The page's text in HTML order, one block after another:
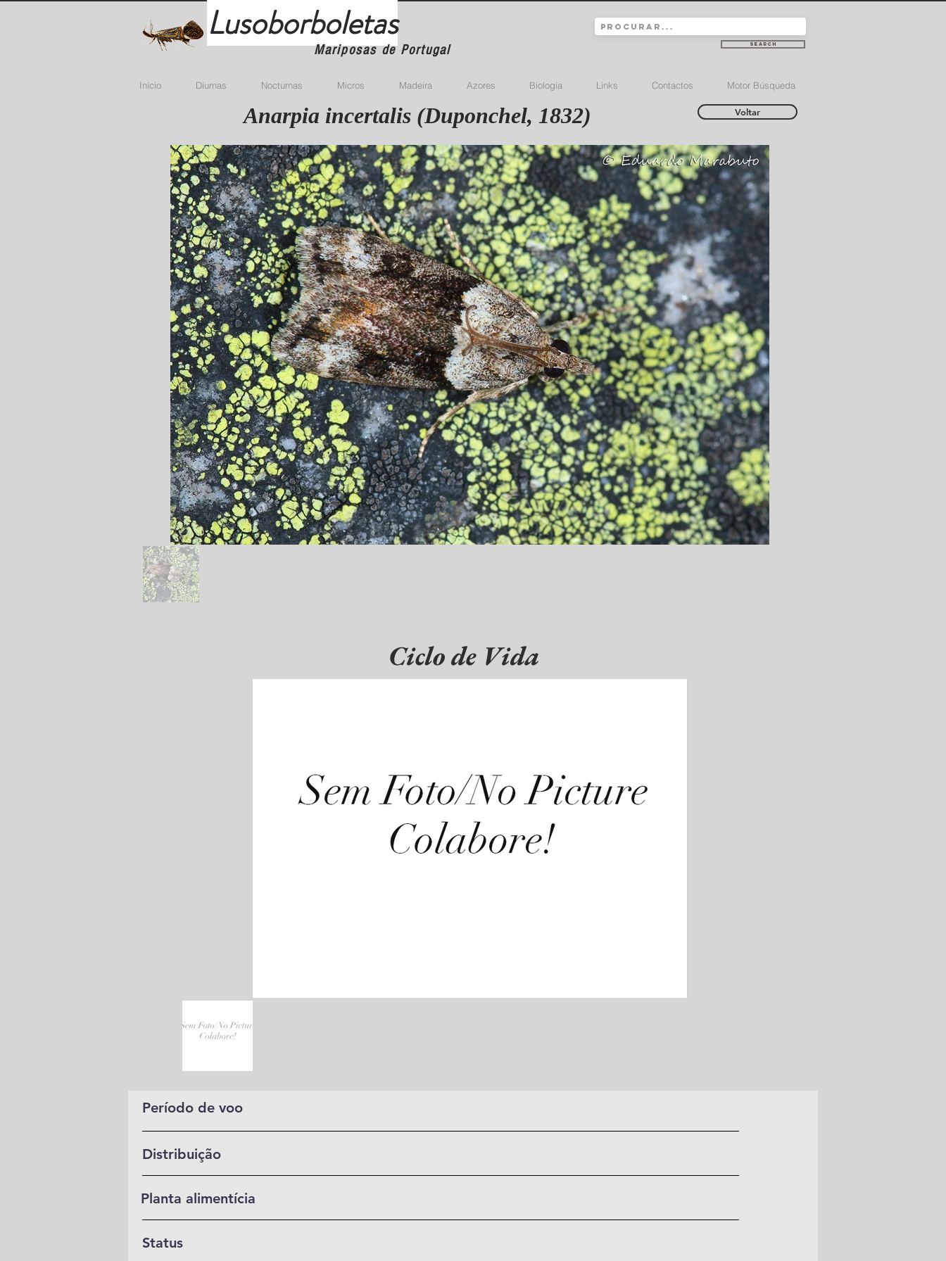
Lusoborboletas
Mariposas de Portugal Search
Início Diurnas Nocturnas Micros Madeira Azores Biologia Links Contactos Motor Búsqueda
Anarpia incertalis (Duponchel, 1832) Voltar
Ciclo de Vida
Período de voo
Distribuição
Planta alimentícia
Status